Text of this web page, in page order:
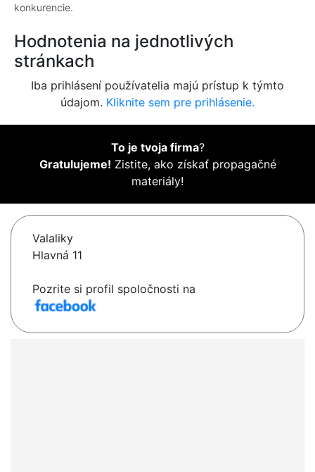
konkurencie.
Hodnotenia na jednotlivých
stránkach
Iba prihlásení používatelia majú prístup k týmto
údajom. Kliknite sem pre prihlásenie.
To je tvoja firma?
Gratulujeme! Zistite, ako získať propagačné
materiály!
Valaliky
Hlavná 11
Pozrite si profil spoločnosti na